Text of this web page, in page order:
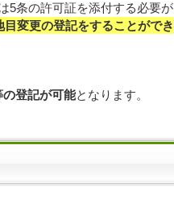
5条の許可証を添付する必要が
目変更の登記をすることができ
登記が可能となります。